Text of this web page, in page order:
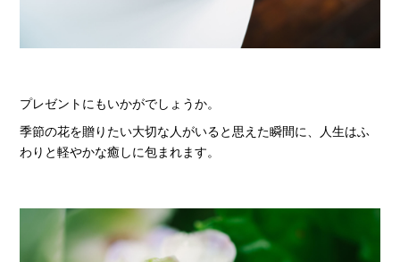
プレゼントにもいかがでしょうか。
季節の花を贈りたい大切な人がいると思えた瞬間に、人生はふ
わりと軽やかな癒しに包まれます。